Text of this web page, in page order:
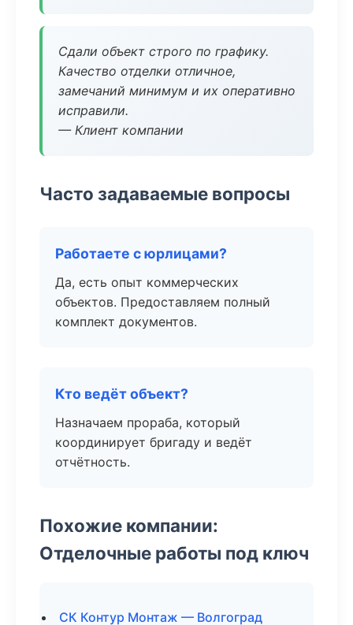
Сдали объект строго по графику.
Качество отделки отличное,
замечаний минимум и их оперативно
исправили.
— Клиент компании
Часто задаваемые вопросы
Работаете с юрлицами?
Да, есть опыт коммерческих
объектов. Предоставляем полный
комплект документов.
Кто ведёт объект?
Назначаем прораба, который
координирует бригаду и ведёт
отчётность.
Похожие компании:
Отделочные работы под ключ
СК Контур Монтаж — Волгоград